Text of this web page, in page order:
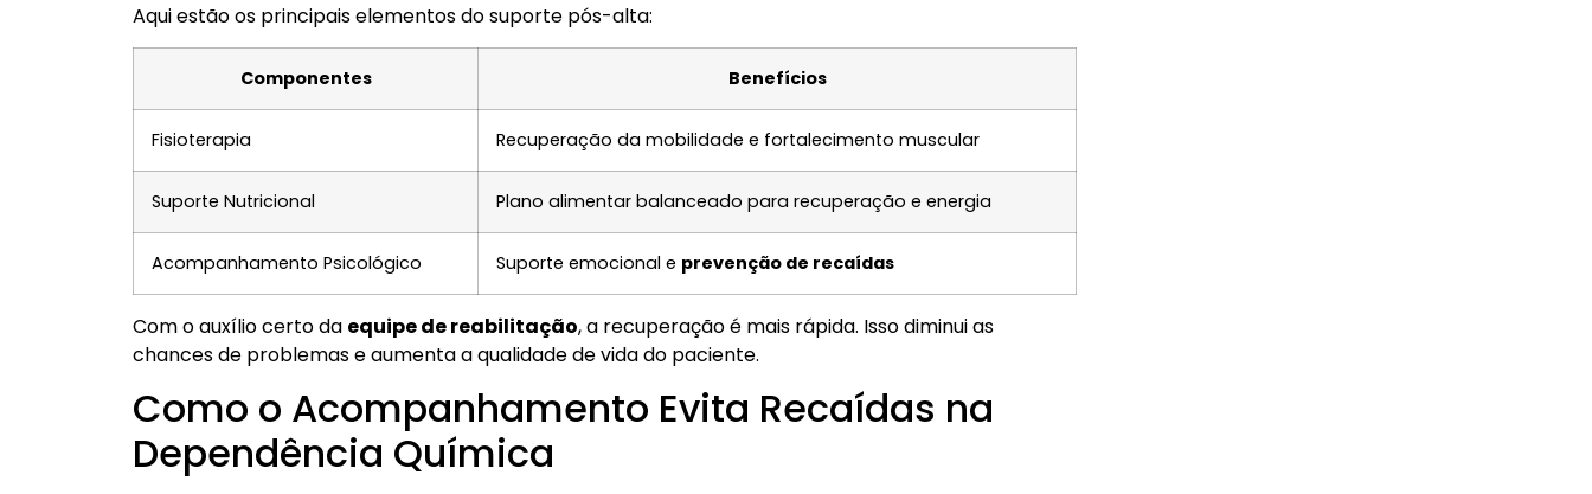
Aqui estão os principais elementos do suporte pós-alta:
Componentes Benefícios
Fisioterapia Recuperação da mobilidade e fortalecimento muscular
Suporte Nutricional Plano alimentar balanceado para recuperação e energia
Acompanhamento Psicológico Suporte emocional e prevenção de recaídas
Com o auxílio certo da equipe de reabilitação, a recuperação é mais rápida. Isso diminui as
chances de problemas e aumenta a qualidade de vida do paciente.
Como o Acompanhamento Evita Recaídas na
Dependência Química